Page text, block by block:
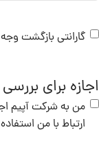
گارانتی بازگشت
اجازه برای
من به شرکت آپیم
ارتباط با من